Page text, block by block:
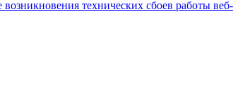
технических сбоев работы веб-